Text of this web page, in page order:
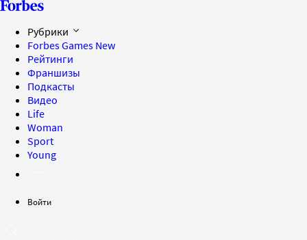
Рубрики
Forbes Games New
Рейтинги
Франшизы
Подкасты
Видео
Life
Woman
Sport
Young
Войти